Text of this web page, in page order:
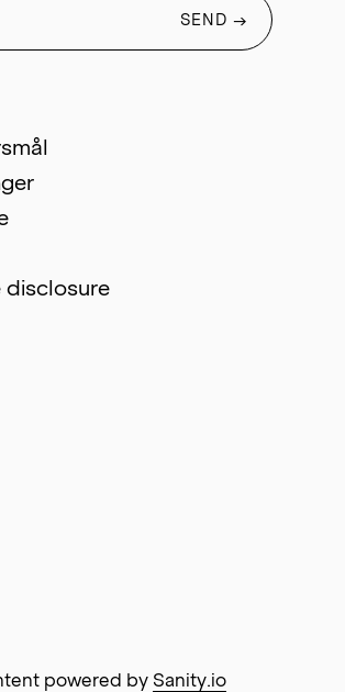
disclosure
SEND →
powered by Sanity.io